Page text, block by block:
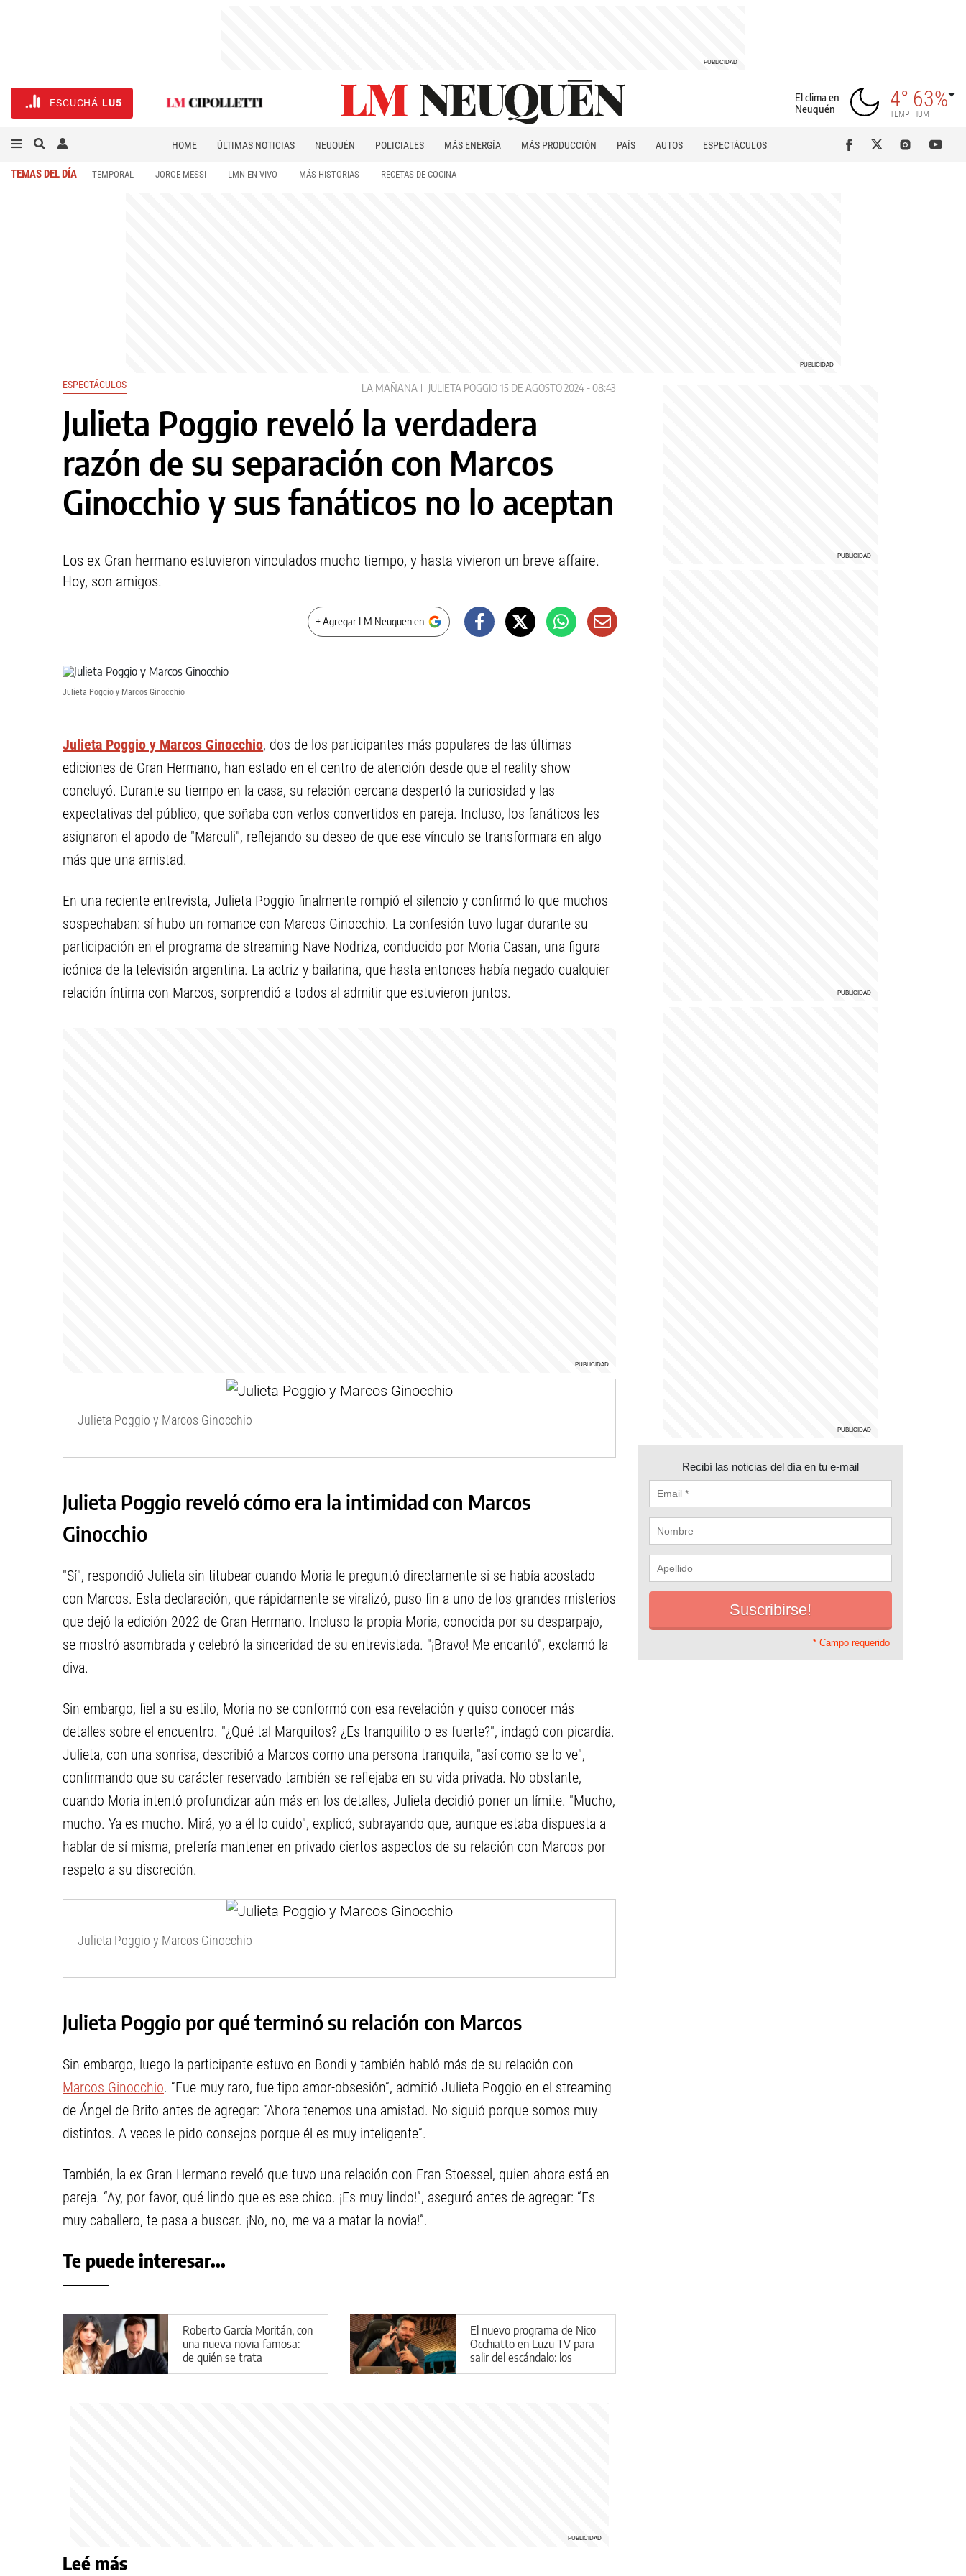
ESCUCHÁ LU5
El clima en
Neuquén
4°
TEMP
63%
HUM
HOME ÚLTIMAS NOTICIAS NEUQUÉN POLICIALES MÁS ENERGÍA MÁS PRODUCCIÓN PAÍS AUTOS
ESPECTÁCULOS
TEMAS DEL DÍA TEMPORAL JORGE MESSI LMN EN VIVO MÁS HISTORIAS RECETAS DE COCINA
ESPECTÁCULOS LA MAÑANA JULIETA POGGIO 15 DE AGOSTO 2024 - 08:43
Julieta Poggio reveló la verdadera
razón de su separación con Marcos
Ginocchio y sus fanáticos no lo aceptan
Los ex Gran hermano estuvieron vinculados mucho tiempo, y hasta vivieron un breve affaire.
Hoy, son amigos.
+ Agregar LM Neuquen en
Julieta Poggio y Marcos Ginocchio
Julieta Poggio y Marcos Ginocchio, dos de los participantes más populares de las últimas
ediciones de Gran Hermano, han estado en el centro de atención desde que el reality show
concluyó. Durante su tiempo en la casa, su relación cercana despertó la curiosidad y las
expectativas del público, que soñaba con verlos convertidos en pareja. Incluso, los fanáticos les
asignaron el apodo de "Marculi", reflejando su deseo de que ese vínculo se transformara en algo
más que una amistad.
En una reciente entrevista, Julieta Poggio finalmente rompió el silencio y confirmó lo que muchos
sospechaban: sí hubo un romance con Marcos Ginocchio. La confesión tuvo lugar durante su
participación en el programa de streaming Nave Nodriza, conducido por Moria Casan, una figura
icónica de la televisión argentina. La actriz y bailarina, que hasta entonces había negado cualquier
relación íntima con Marcos, sorprendió a todos al admitir que estuvieron juntos.
Julieta Poggio y Marcos Ginocchio
Julieta Poggio reveló cómo era la intimidad con Marcos
Ginocchio
"Sí", respondió Julieta sin titubear cuando Moria le preguntó directamente si se había acostado
con Marcos. Esta declaración, que rápidamente se viralizó, puso fin a uno de los grandes misterios
que dejó la edición 2022 de Gran Hermano. Incluso la propia Moria, conocida por su desparpajo,
se mostró asombrada y celebró la sinceridad de su entrevistada. "¡Bravo! Me encantó", exclamó la
diva.
Sin embargo, fiel a su estilo, Moria no se conformó con esa revelación y quiso conocer más
detalles sobre el encuentro. "¿Qué tal Marquitos? ¿Es tranquilito o es fuerte?", indagó con picardía.
Julieta, con una sonrisa, describió a Marcos como una persona tranquila, "así como se lo ve",
confirmando que su carácter reservado también se reflejaba en su vida privada. No obstante,
cuando Moria intentó profundizar aún más en los detalles, Julieta decidió poner un límite. "Mucho,
mucho. Ya es mucho. Mirá, yo a él lo cuido", explicó, subrayando que, aunque estaba dispuesta a
hablar de sí misma, prefería mantener en privado ciertos aspectos de su relación con Marcos por
respeto a su discreción.
Julieta Poggio y Marcos Ginocchio
Julieta Poggio por qué terminó su relación con Marcos
Sin embargo, luego la participante estuvo en Bondi y también habló más de su relación con
Marcos Ginocchio. “Fue muy raro, fue tipo amor-obsesión”, admitió Julieta Poggio en el streaming
de Ángel de Brito antes de agregar: “Ahora tenemos una amistad. No siguió porque somos muy
distintos. A veces le pido consejos porque él es muy inteligente”.
También, la ex Gran Hermano reveló que tuvo una relación con Fran Stoessel, quien ahora está en
pareja. “Ay, por favor, qué lindo que es ese chico. ¡Es muy lindo!”, aseguró antes de agregar: “Es
muy caballero, te pasa a buscar. ¡No, no, me va a matar la novia!”.
Te puede interesar...
Roberto García Moritán, con
una nueva novia famosa:
de quién se trata
El nuevo programa de Nico
Occhiatto en Luzu TV para
salir del escándalo: los
detalles
Recibí las noticias del día en tu e-mail
* Campo requerido
Leé más